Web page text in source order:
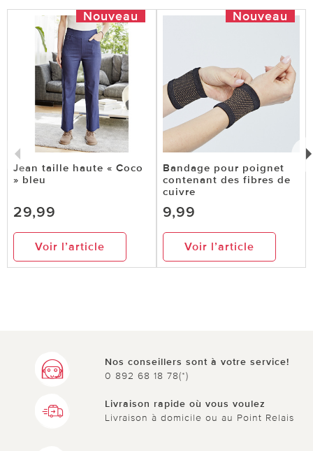
Nouveau
Jean taille haute « Coco
» bleu
29,99
Voir l’article
Nouveau
Bandage pour poignet
contenant des fibres de
cuivre
9,99
Voir l’article
Nos conseillers sont à votre service!
0 892 68 18 78(*)
Livraison rapide où vous voulez
Livraison à domicile ou au Point Relais